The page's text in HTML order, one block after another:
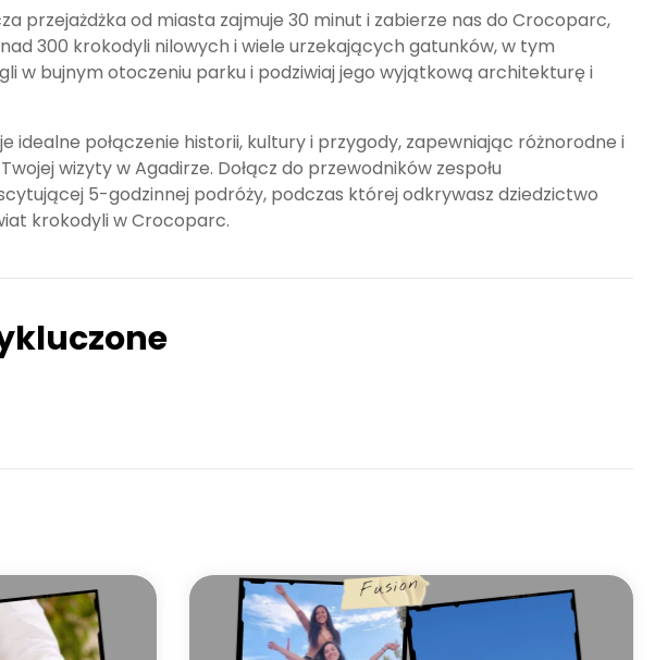
przejażdżka od miasta zajmuje 30 minut i zabierze nas do Crocoparc,
300 krokodyli nilowych i wiele urzekających gatunków, w tym
w bujnym otoczeniu parku i podziwiaj jego wyjątkową architekturę i
idealne połączenie historii, kultury i przygody, zapewniając różnorodne i
wizyty w Agadirze. Dołącz do przewodników zespołu
5-godzinnej podróży, podczas której odkrywasz dziedzictwo
krokodyli w Crocoparc.